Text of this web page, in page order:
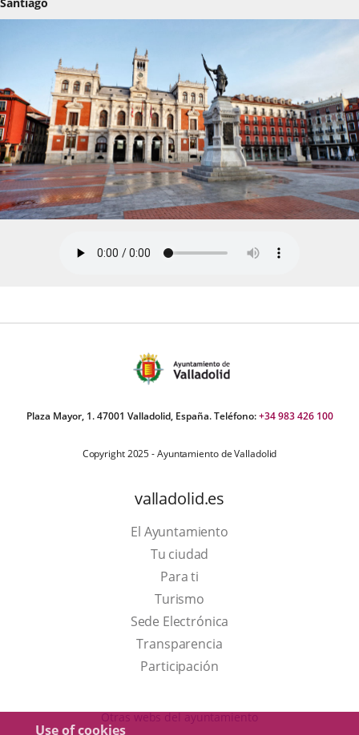
Use of cookies
Santiago
Plaza Mayor, 1. 47001 Valladolid, España. Teléfono:+34 983 426 100
Copyright 2025 - Ayuntamiento de Valladolid
valladolid.es
El Ayuntamiento
Tu ciudad
Para ti
TurismoThis
link
will
open
a
Sede Electrónica
Transparencia
Participación
Otras webs del ayuntamiento